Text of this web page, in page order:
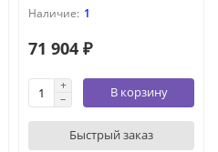
1
71 904 ₽
В корзину
Быстрый заказ